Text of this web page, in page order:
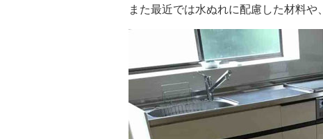
また最近では水ぬれに配慮した材料